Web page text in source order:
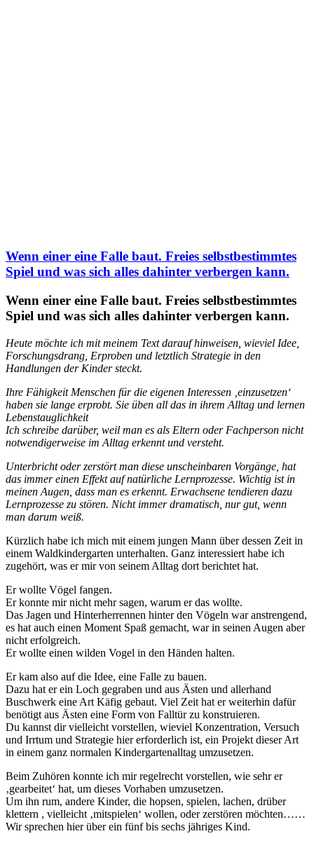
Wenn einer eine Falle baut. Freies selbstbestimmtes
Spiel und was sich alles dahinter verbergen kann.
Wenn einer eine Falle baut. Freies selbstbestimmtes
Spiel und was sich alles dahinter verbergen kann.
Heute möchte ich mit meinem Text darauf hinweisen, wieviel Idee,
Forschungsdrang, Erproben und letztlich Strategie in den
Handlungen der Kinder steckt.
Ihre Fähigkeit Menschen für die eigenen Interessen ‚einzusetzen‘
haben sie lange erprobt. Sie üben all das in ihrem Alltag und lernen
Lebenstauglichkeit
Ich schreibe darüber, weil man es als Eltern oder Fachperson nicht
notwendigerweise im Alltag erkennt und versteht.
Unterbricht oder zerstört man diese unscheinbaren Vorgänge, hat
das immer einen Effekt auf natürliche Lernprozesse. Wichtig ist in
meinen Augen, dass man es erkennt. Erwachsene tendieren dazu
Lernprozesse zu stören. Nicht immer dramatisch, nur gut, wenn
man darum weiß.
Kürzlich habe ich mich mit einem jungen Mann über dessen Zeit in
einem Waldkindergarten unterhalten. Ganz interessiert habe ich
zugehört, was er mir von seinem Alltag dort berichtet hat.
Er wollte Vögel fangen.
Er konnte mir nicht mehr sagen, warum er das wollte.
Das Jagen und Hinterherrennen hinter den Vögeln war anstrengend,
es hat auch einen Moment Spaß gemacht, war in seinen Augen aber
nicht erfolgreich.
Er wollte einen wilden Vogel in den Händen halten.
Er kam also auf die Idee, eine Falle zu bauen.
Dazu hat er ein Loch gegraben und aus Ästen und allerhand
Buschwerk eine Art Käfig gebaut. Viel Zeit hat er weiterhin dafür
benötigt aus Ästen eine Form von Falltür zu konstruieren.
Du kannst dir vielleicht vorstellen, wieviel Konzentration, Versuch
und Irrtum und Strategie hier erforderlich ist, ein Projekt dieser Art
in einem ganz normalen Kindergartenalltag umzusetzen.
Beim Zuhören konnte ich mir regelrecht vorstellen, wie sehr er
‚gearbeitet‘ hat, um dieses Vorhaben umzusetzen.
Um ihn rum, andere Kinder, die hopsen, spielen, lachen, drüber
klettern , vielleicht ‚mitspielen‘ wollen, oder zerstören möchten……
Wir sprechen hier über ein fünf bis sechs jähriges Kind.